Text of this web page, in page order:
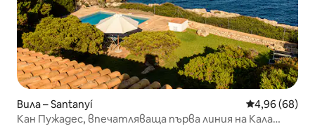
Вила – Santanyí Средна
4,96 (68)
Кан Пужадес, впечатляваща първа линия на Кала